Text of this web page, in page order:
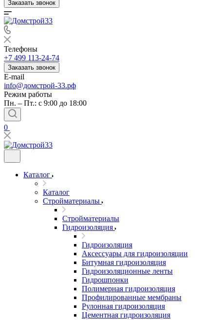
Заказать звонок
Телефоны
+7 499 113-24-74
Заказать звонок
E-mail
info@домстрой-33.рф
Режим работы
Пн. – Пт.: с 9:00 до 18:00
0
Каталог
Каталог
Стройматериалы
Стройматериалы
Гидроизоляция
Гидроизоляция
Аксессуары для гидроизоляции
Битумная гидроизоляция
Гидроизоляционные ленты
Гидрошпонки
Полимерная гидроизоляция
Профилированные мембраны
Рулонная гидроизоляция
Цементная гидроизоляция